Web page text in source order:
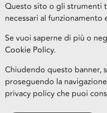
Questo sito o gli strumenti
necessari al
Se vuoi saperne di più o
Cookie Policy.
Chiudendo questo banner,
proseguendo la
privacy policy che puoi
Privacy Policy
Cookie Policy
Termini del servizio Bloom Club
Gestione cookie